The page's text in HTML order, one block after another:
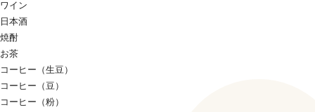
ワイン
日本酒
焼酎
お茶
コーヒー（生豆）
コーヒー（豆）
コーヒー（粉）